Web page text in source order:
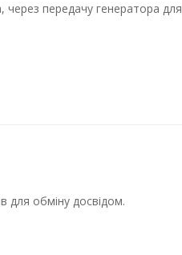
через передачу генератора для
для обміну досвідом.